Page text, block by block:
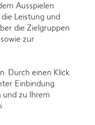
Ausspielen
Leistung und
die Zielgruppen
zur
Durch einen Klick
Einbindung
zu Ihrem